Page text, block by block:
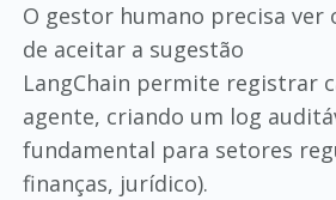
O gestor humano precisa ver
de aceitar a sugestão
LangChain permite registrar
agente, criando um log
fundamental para setores
finanças, jurídico).